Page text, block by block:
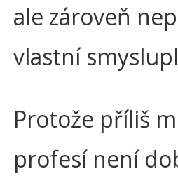
ale zároveň
vlastní
Protože příliš
profesí není